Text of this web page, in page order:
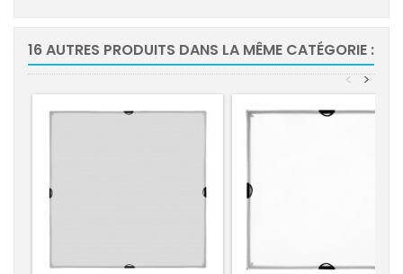
16 AUTRES PRODUITS DANS LA MÊME CATÉGORIE :
>
<